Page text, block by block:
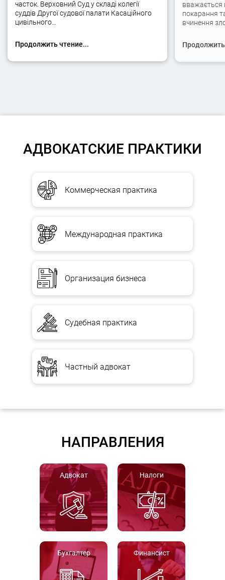
часток. Верховний Суд у складі колегії
суддів Другої судової палати Касаційного
цивільного…
Продолжить чтение...
вважається
покарання
вчинення
АДВОКАТСКИЕ ПРАКТИКИ
Коммерческая практика
Международная практика
Организация бизнеса
Судебная практика
Частный адвокат
НАПРАВЛЕНИЯ
Адвокат Налоги
Бухгалтер Финансист